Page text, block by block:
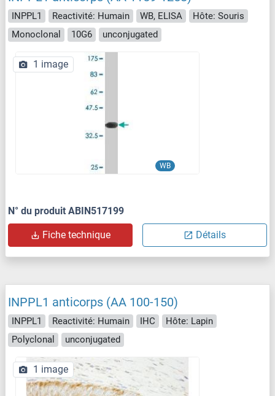
INPPL1 Reactivité: Humain WB, ELISA
Hôte: Souris
Monoclonal
10G6 unconjugated
WB
1 image
N° du produit ABIN517199
Fiche technique Détails
INPPL1 anticorps (AA 100-150)
INPPL1 Reactivité: Humain IHC
Hôte: Lapin
Polyclonal
unconjugated
1 image